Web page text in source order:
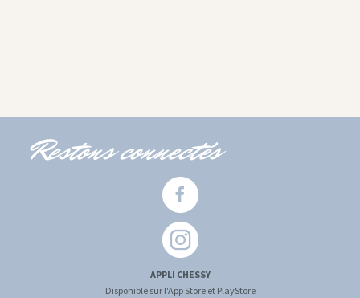
Restons connectés
APPLI CHESSY
Disponible sur l'App Store et PlayStore